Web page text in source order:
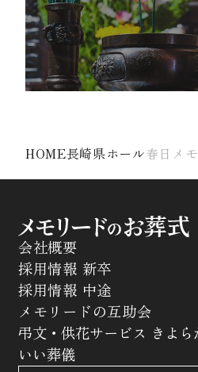
HOME長崎県ホール春日メ
会社概要
採用情報 新卒
採用情報 中途
メモリードの互助会
弔文・供花サービス きよら
いい葬儀